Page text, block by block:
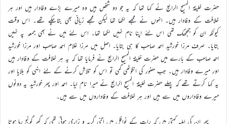
حضرت خلیفۃ المسیح الرابع نے کہا تھا کہ یہ جو دو شخص ہیں وہ میرے بڑے وفادار ہیں اور ہر
خلافت کے وفادار ہیں۔ انہوں نے مجھے لکھا تھا لیکن مجھے زبانی بھی بتاچکے تھے۔ اس وقت
کیونکہ ان کو جھجھک تھی اس لئے اپنا نام نہیں لکھا تھا۔ اس لئے مَیں نے بھی جمعہ پہ نہیں
بتایا۔ صرف مرزا خورشید احمد صاحب کا ہی بتایا۔ اصل میں مرزا غلام احمد صاحب اور مرزا خورشید
احمد صاحب کے بارے میں حضرت خلیفۃ المسیح الرابع نے فرمایا تھا کہ یہ ہر خلافت کے وفادار ہیں
اور میرے وفادار ہیں۔ جب حضور کی انگوٹھی گمی تو اس کو تلاش کرنے کے لئے انہی کو بلایا اور
یہ کہا کرتے تھے کہ پہلے حضرت خلیفۃ المسیح الرابع نے میرا نام لیا۔ احمد اور پھر خورشید یہ دونوں
میرے وفاداروں میں سے ہیں اور ہر خلافت کے وفاداروں میں سے ہیں۔
پھر ان کی اہلیہ کہتی ہیں کہ رات کے نوافل میں اتنی گریہ و زاری ہوتی تھی کہ گھر گونج رہا ہوتا